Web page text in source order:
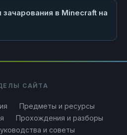
зачарования в Minecraft на
САЙТА
Предметы и ресурсы
Прохождения и разборы
и советы